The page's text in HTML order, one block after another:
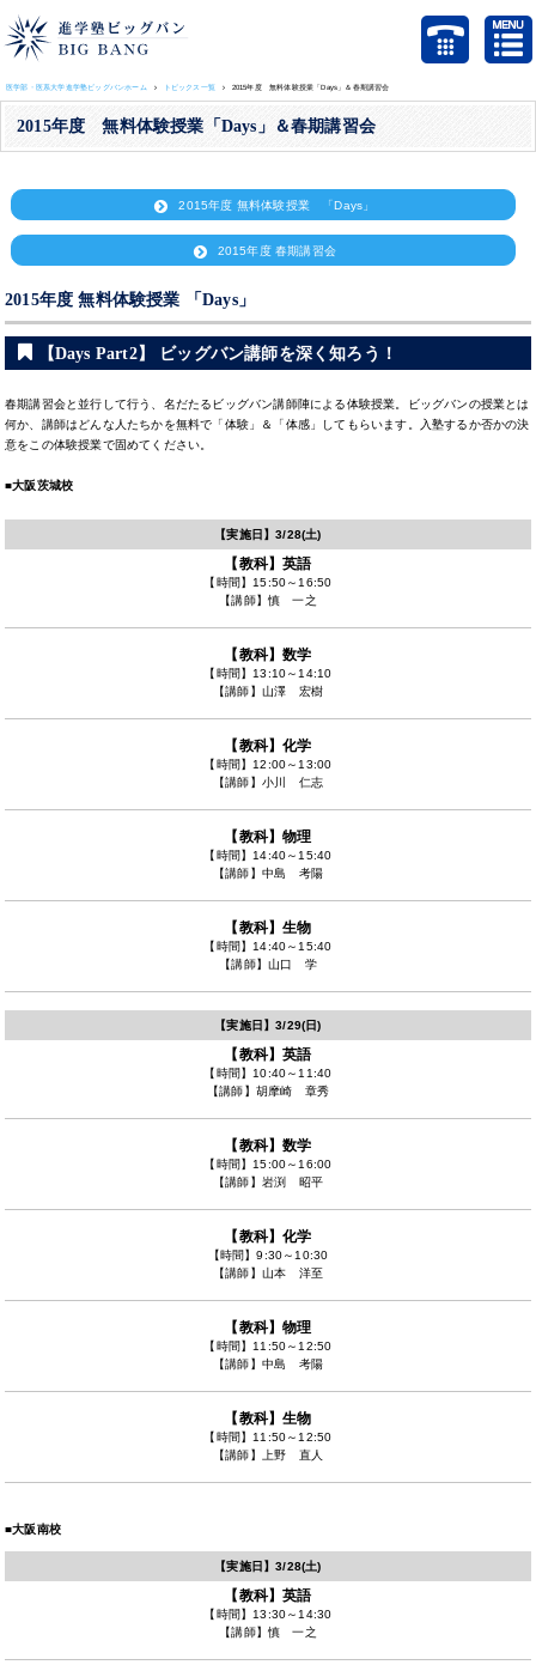
医学部・医系大学進学塾ビッグバンホーム トピックス一覧 2015年度 無料体験授業「Days」＆春期講習会
2015年度 無料体験授業「Days」＆春期講習会
2015年度 無料体験授業 「Days」
2015年度 春期講習会
2015年度 無料体験授業 「Days」
【Days Part2】 ビッグバン講師を深く知ろう！
春期講習会と並行して行う、名だたるビッグバン講師陣による体験授業。ビッグバンの授業とは
何か、講師はどんな人たちかを無料で「体験」＆「体感」してもらいます。入塾するか否かの決
意をこの体験授業で固めてください。
■大阪茨城校
【実施日】3/28(土)
【教科】英語
【時間】 15:50～16:50
【講師】 慎 一之
【教科】数学
【時間】 13:10～14:10
【講師】 山澤 宏樹
【教科】化学
【時間】 12:00～13:00
【講師】 小川 仁志
【教科】物理
【時間】 14:40～15:40
【講師】 中島 考陽
【教科】生物
【時間】 14:40～15:40
【講師】 山口 学
【実施日】3/29(日)
【教科】英語
【時間】 10:40～11:40
【講師】 胡摩崎 章秀
【教科】数学
【時間】 15:00～16:00
【講師】 岩渕 昭平
【教科】化学
【時間】9:30～10:30
【講師】 山本 洋至
【教科】物理
【時間】 11:50～12:50
【講師】 中島 考陽
【教科】生物
【時間】 11:50～12:50
【講師】
上野 直人
■大阪南校
【実施日】3/28(土)
【教科】英語
【時間】 13:30～14:30
【講師】 慎 一之